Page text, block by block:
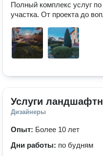
Полный комплекс услуг по
участка. От проекта до
Услуги
Дизайнеры
Опыт: Более 10 лет
Дни работы: по будням